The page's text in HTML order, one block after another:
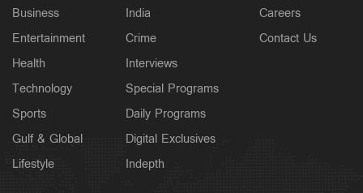
Business
Entertainment
Health
Technology
Sports
Gulf & Global
Lifestyle
India
Crime
Interviews
Special Programs
Daily Programs
Digital Exclusives
Indepth
Careers
Contact Us